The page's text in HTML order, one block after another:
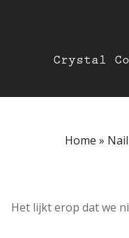
Crystal
Home »
Het lijkt erop dat we